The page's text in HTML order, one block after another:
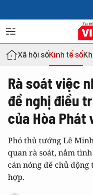
Xã hội sốKinh tế số
Rà soát việc
đề nghị điều
của Hòa Phát
Phó thủ tướng Lê
quan rà soát, nắm
cán nóng để chủ
hợp.